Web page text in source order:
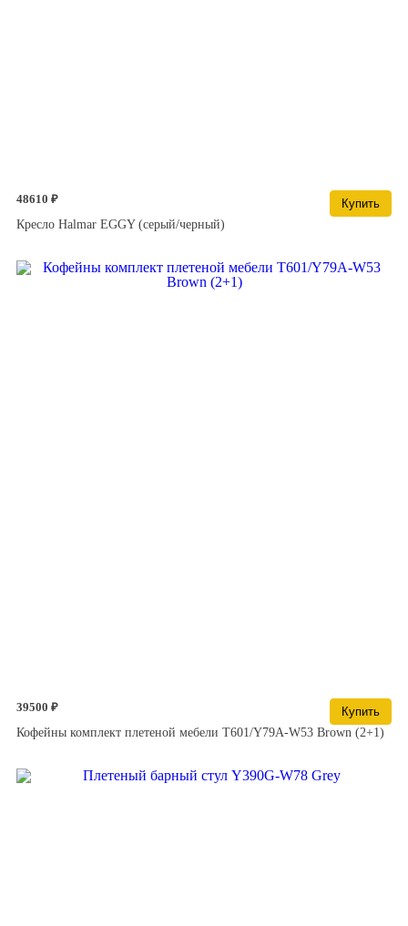
48610 ₽
Купить
Кресло Halmar EGGY (серый/черный)
39500 ₽
Купить
Кофейны комплект плетеной мебели T601/Y79A-W53 Brown (2+1)